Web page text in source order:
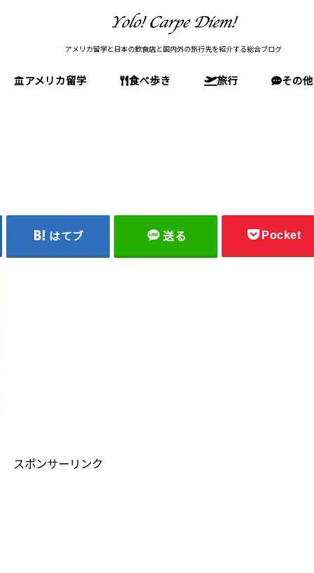
アメリカ留学と日本の飲食店と国内外の旅行先を紹介する総合ブログ
アメリカ留学 食べ歩き 旅行 その他
はてブ 送る Pocket
スポンサーリンク